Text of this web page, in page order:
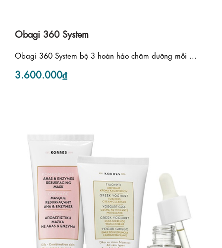
Obagi 360 System
Obagi 360 System bộ 3 hoàn hảo chăm dưỡng mỗi ...
3.600.000₫